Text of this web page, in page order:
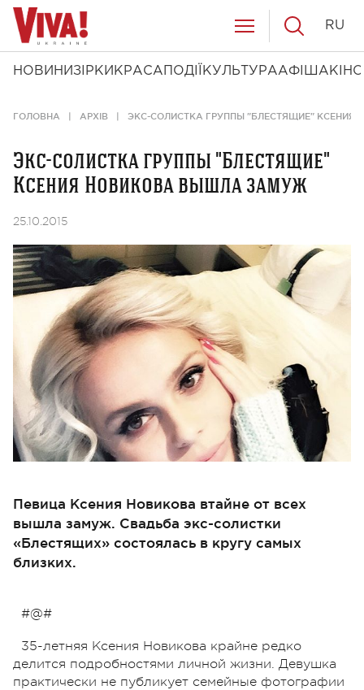
НОВИНИ ЗІРКИ КРАСА ПОДІЇ КУЛЬТУРААФІША КІНО
RU
ГОЛОВНА АРХІВ ЭКС-СОЛИСТКА ГРУППЫ "БЛЕСТЯЩИЕ"
Экс-солистка группы "Блестящие"
Ксения Новикова вышла замуж
25.10.2015
Певица Ксения Новикова втайне от всех
вышла замуж. Свадьба экс-солистки
«Блестящих» состоялась в кругу самых
близких.
#@#
35-летняя Ксения Новикова крайне редко
делится подробностями личной жизни. Девушка
практически не публикует семейные фотографии